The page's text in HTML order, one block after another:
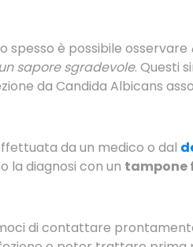
spesso è possibile osservare
sapore sgradevole. Questi
da Candida Albicans
da un medico o dal
la diagnosi con un tampone
di contattare